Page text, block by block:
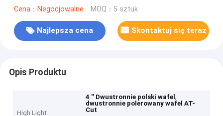
Cena：Negocjowalne MOQ：5 sztuk
Najlepsza cena Skontaktuj się teraz
Opis Produktu
High Light
4 '' Dwustronnie polski wafel,
dwustronnie polerowany wafel AT-
Cut